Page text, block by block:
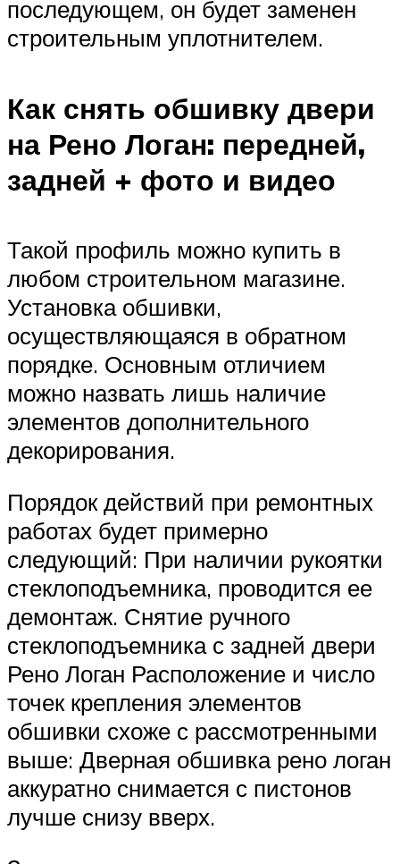
последующем, он будет заменен
строительным уплотнителем.
Как снять обшивку двери
на Рено Логан: передней,
задней + фото и видео
Такой профиль можно купить в
любом строительном магазине.
Установка обшивки,
осуществляющаяся в обратном
порядке. Основным отличием
можно назвать лишь наличие
элементов дополнительного
декорирования.
Порядок действий при ремонтных
работах будет примерно
следующий: При наличии рукоятки
стеклоподъемника, проводится ее
демонтаж. Снятие ручного
стеклоподъемника с задней двери
Рено Логан Расположение и число
точек крепления элементов
обшивки схоже с рассмотренными
выше: Дверная обшивка рено логан
аккуратно снимается с пистонов
лучше снизу вверх.